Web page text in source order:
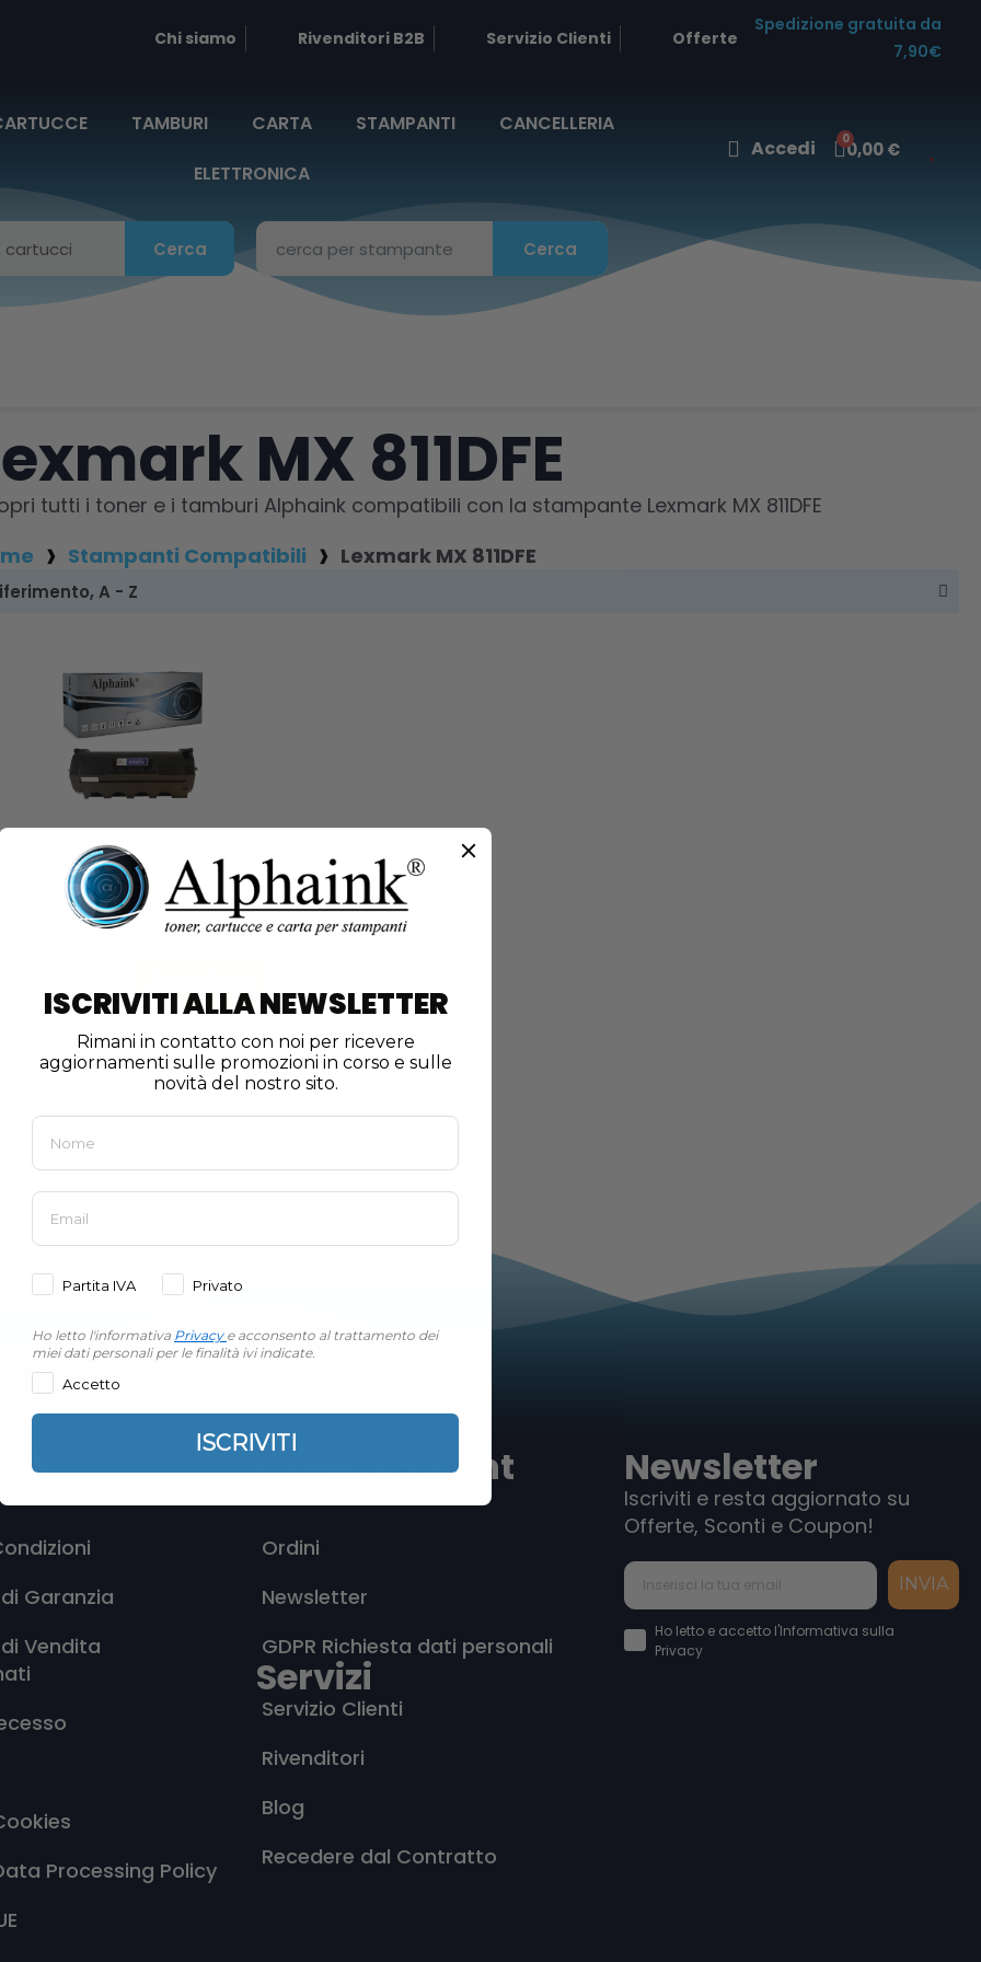
Chi siamo Rivenditori B2B Servizio Clienti Offerte
Spedizione gratuita da
7,90€
TAMBURI CARTA STAMPANTI
CANCELLERIA
ELETTRONICA
Accedi 0,00 €
Cerca Cerca
MX 811DFE
tutti i toner e i tamburi Alphaink compatibili con la stampante Lexmark MX 811DFE
Stampanti Compatibili Lexmark MX 811DFE
Lexmark
Compatibile
€
Visualizzati 1-1 su 1 articoli
Garanzia
Vendita
Processing Policy
Il mio account
Ordini
Newsletter
GDPR Richiesta dati personali
Servizi
Servizio Clienti
Rivenditori
Blog
Recedere dal Contratto
Newsletter
Iscriviti e resta aggiornato su
Offerte, Sconti e Coupon!
INVIA
Accettazione Privacy Policy
Ho letto e accetto l'Informativa sulla
Privacy
ISCRIVITI ALLA NEWSLETTER
Rimani in contatto con noi per ricevere
aggiornamenti sulle promozioni in corso e sulle
novità del nostro sito.
Partita IVA Privato
Ho letto l'informativa Privacy e acconsento al trattamento dei
miei dati personali per le finalità ivi indicate.
Accetto
ISCRIVITI